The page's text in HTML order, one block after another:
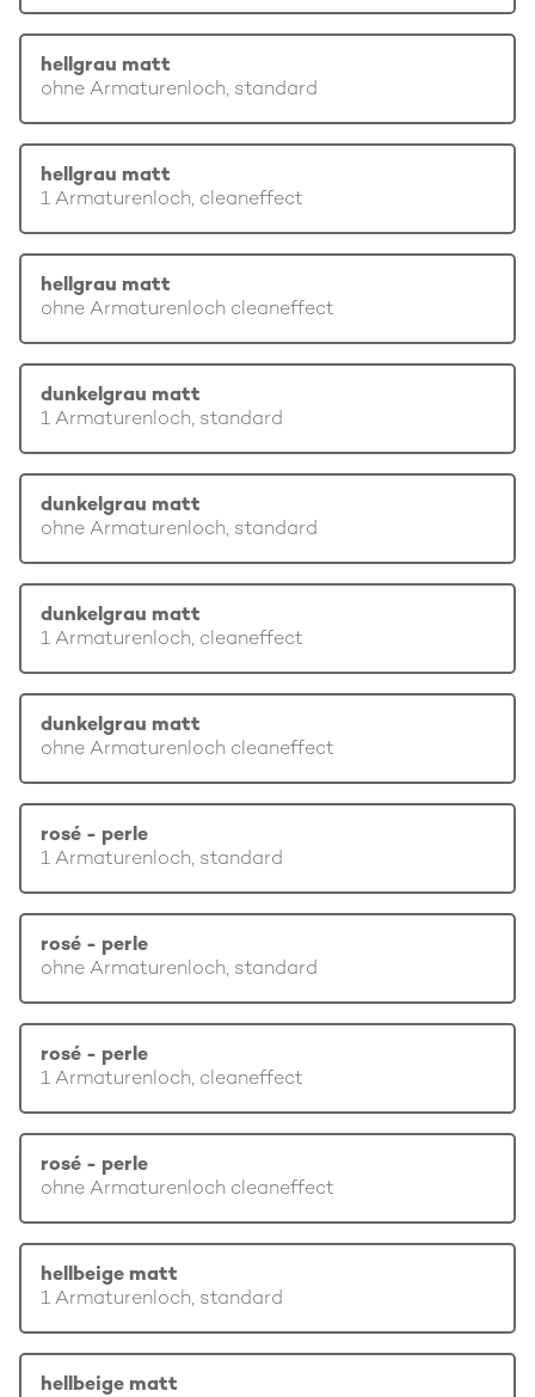
hellgrau matt
ohne Armaturenloch, standard
hellgrau matt
1 Armaturenloch, cleaneffect
hellgrau matt
ohne Armaturenloch cleaneffect
dunkelgrau matt
1 Armaturenloch, standard
dunkelgrau matt
ohne Armaturenloch, standard
dunkelgrau matt
1 Armaturenloch, cleaneffect
dunkelgrau matt
ohne Armaturenloch cleaneffect
rosé - perle
1 Armaturenloch, standard
rosé - perle
ohne Armaturenloch, standard
rosé - perle
1 Armaturenloch, cleaneffect
rosé - perle
ohne Armaturenloch cleaneffect
hellbeige matt
1 Armaturenloch, standard
hellbeige matt